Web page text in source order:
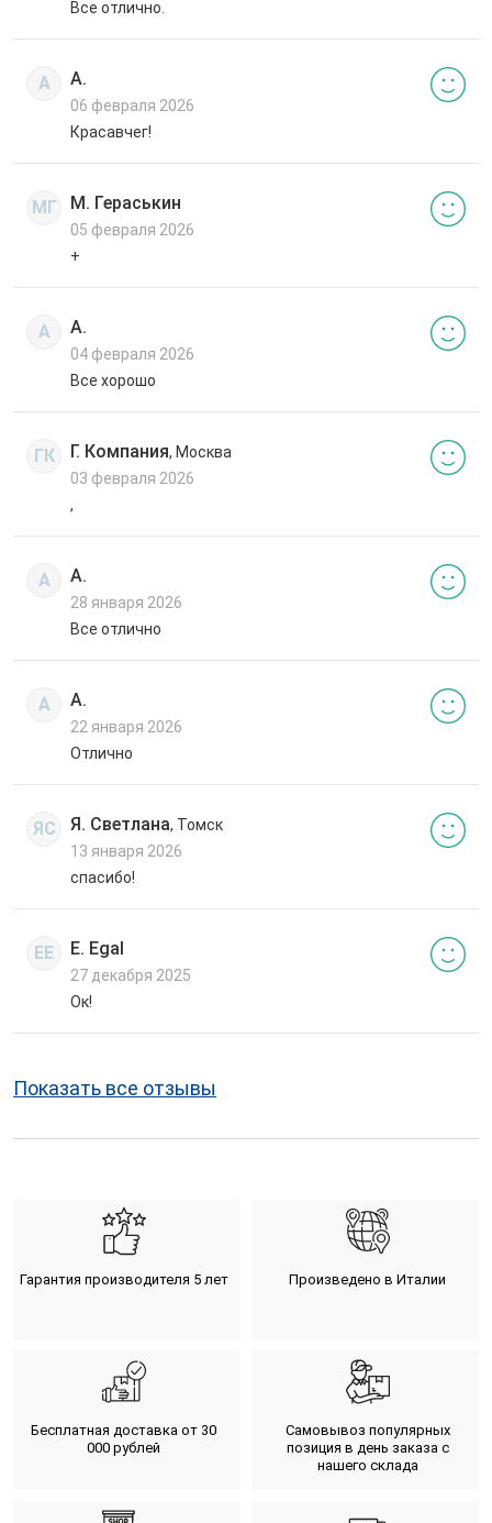
Все отлично.
А А.
06 февраля 2026
Красавчег!
МГ М. Гераськин
05 февраля 2026
+
А А.
04 февраля 2026
Все хорошо
ГК Г. Компания, Москва
03 февраля 2026
,
А А.
28 января 2026
Все отлично
А А.
22 января 2026
Отлично
ЯС Я. Светлана, Томск
13 января 2026
спасибо!
EE E. Egal
27 декабря 2025
Ок!
Показать все отзывы
Гарантия производителя 5 лет Произведено в Италии
Бесплатная доставка от 30
000 рублей
Самовывоз популярных
позиция в день заказа с
нашего склада